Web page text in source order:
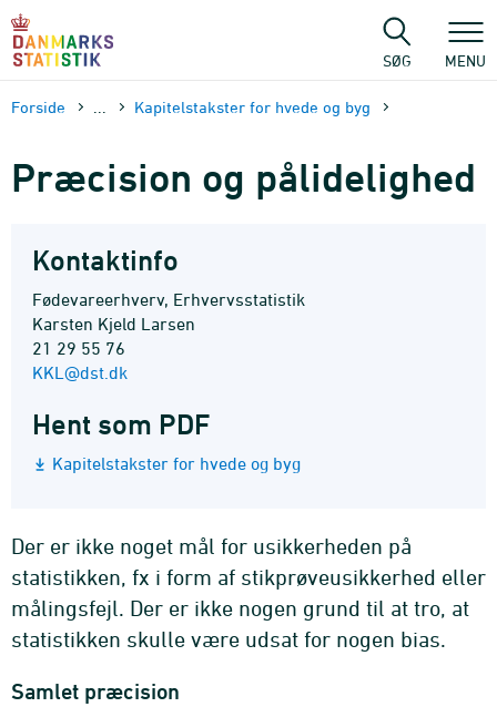
sidens
SØG MENU
Forside Kapitelstakster for hvede og byg
Præcision og pålidelighed
Kontaktinfo
Fødevareerhverv, Erhvervsstatistik
Karsten Kjeld Larsen
21 29 55 76
KKL@dst.dk
Hent som PDF
Kapitelstakster for hvede og byg
Der er ikke noget mål for usikkerheden på
statistikken, fx i form af stikprøveusikkerhed eller
målingsfejl. Der er ikke nogen grund til at tro, at
statistikken skulle være udsat for nogen bias.
Samlet præcision